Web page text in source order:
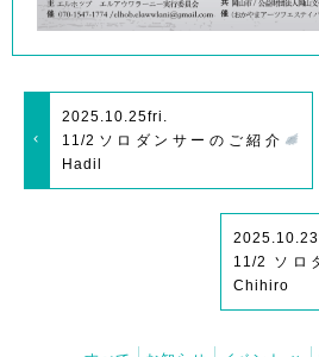
2025.10.25fri.
11/2ソロダンサーのご紹介
Hadil
2025.10.23
11/2 ソロ
Chihiro